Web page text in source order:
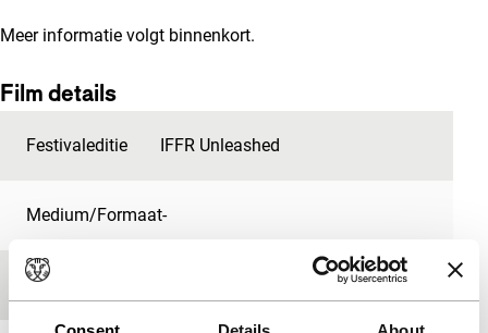
Meer informatie volgt binnenkort.
Film details
Festivaleditie IFFR Unleashed
Medium/Formaat-
Première status